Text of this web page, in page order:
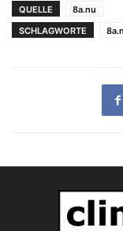
QUELLE
8a.nu
SCHLAGWORTE